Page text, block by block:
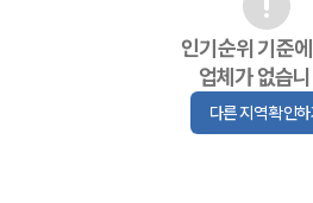
인기순위 기준
업체가 없습
다른 지역 확인하